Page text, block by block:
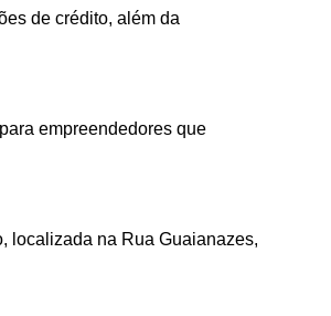
de crédito, além da
empreendedores que
localizada na Rua Guaianazes,